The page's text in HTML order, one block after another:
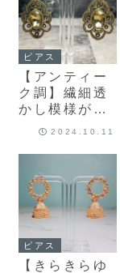
ピアス
【アンティー
ク調】繊細透
かし模様が上
品なゴールド
女子の日常を
華やかに
2024.10.11
ピアス
【きらきらゆ